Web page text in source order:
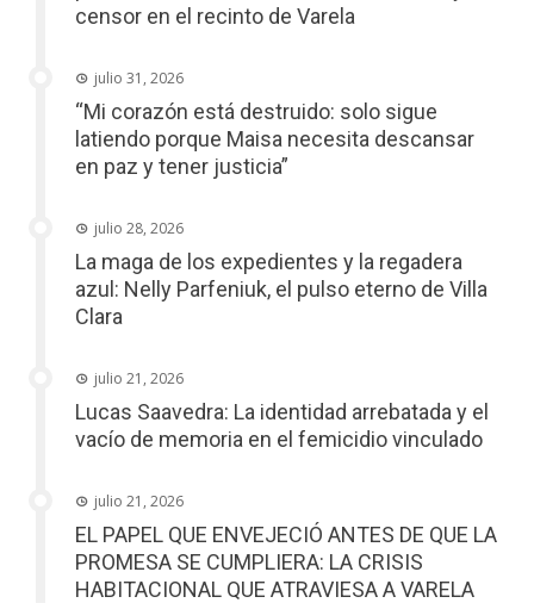
censor en el recinto de Varela
julio 31, 2026
“Mi corazón está destruido: solo sigue
latiendo porque Maisa necesita descansar
en paz y tener justicia”
julio 28, 2026
La maga de los expedientes y la regadera
azul: Nelly Parfeniuk, el pulso eterno de Villa
Clara
julio 21, 2026
Lucas Saavedra: La identidad arrebatada y el
vacío de memoria en el femicidio vinculado
julio 21, 2026
EL PAPEL QUE ENVEJECIÓ ANTES DE QUE LA
PROMESA SE CUMPLIERA: LA CRISIS
HABITACIONAL QUE ATRAVIESA A VARELA